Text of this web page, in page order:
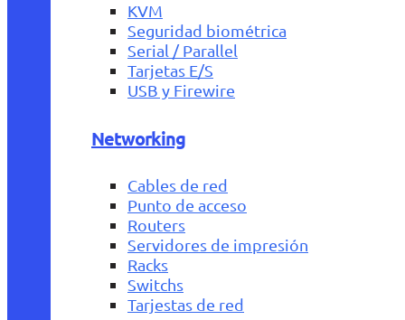
KVM
Seguridad biométrica
Serial / Parallel
Tarjetas E/S
USB y Firewire
Networking
Cables de red
Punto de acceso
Routers
Servidores de impresión
Racks
Switchs
Tarjestas de red